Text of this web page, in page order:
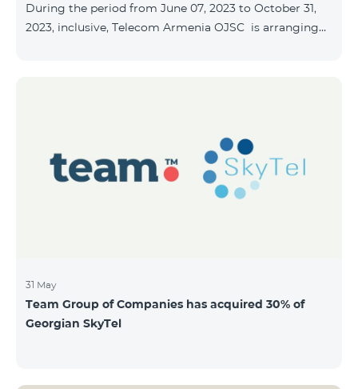
During the period from June 07, 2023 to October 31,
2023, inclusive, Telecom Armenia OJSC is arranging
VOLUME 41,200 AMD
31 May
Team Group of Companies has acquired 30% of
Georgian SkyTel